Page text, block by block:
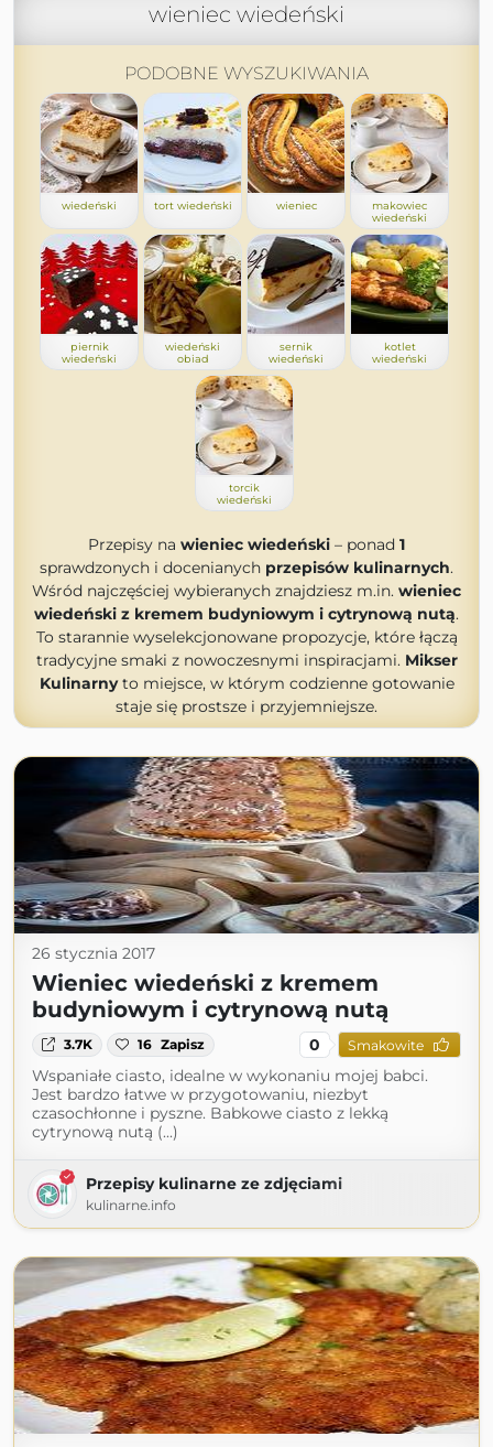
wieniec wiedeński
PODOBNE WYSZUKIWANIA
wiedeński tort wiedeński wieniec
makowiec
wiedeński
piernik
wiedeński
wiedeński
obiad
sernik
wiedeński
kotlet
wiedeński
torcik
wiedeński
Przepisy na wieniec wiedeński – ponad 1
sprawdzonych i docenianych przepisów kulinarnych.
Wśród najczęściej wybieranych znajdziesz m.in. wieniec
wiedeński z kremem budyniowym i cytrynową nutą.
To starannie wyselekcjonowane propozycje, które łączą
tradycyjne smaki z nowoczesnymi inspiracjami. Mikser
Kulinarnyto miejsce, w którym codzienne gotowanie
staje się prostsze i przyjemniejsze.
26 stycznia 2017
Wieniec wiedeński z kremem
budyniowym i cytrynową nutą
3.7K 16 Zapisz 0 Smakowite
Wspaniałe ciasto, idealne w wykonaniu mojej babci.
Jest bardzo łatwe w przygotowaniu, niezbyt
czasochłonne i pyszne. Babkowe ciasto z lekką
cytrynową nutą (...)
Przepisy kulinarne ze zdjęciami
kulinarne.info